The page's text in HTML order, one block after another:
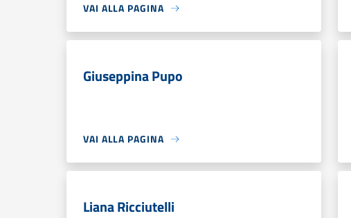
VAI ALLA PAGINA
Giuseppina Pupo
VAI ALLA PAGINA
Liana Ricciutelli